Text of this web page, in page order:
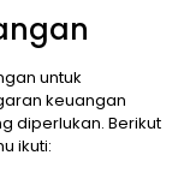
untuk
keuangan
diperlukan. Berikut
ikuti: